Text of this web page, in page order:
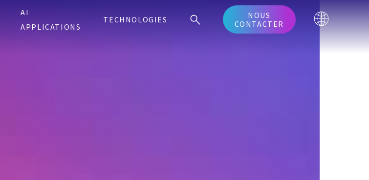
AI
APPLICATIONS
TECHNOLOGIES
NOUS
CONTACTER